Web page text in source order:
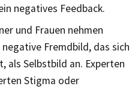
negatives Feedback.
und Frauen nehmen
Fremdbild, das sich
als Selbstbild an. Experten
Stigma oder